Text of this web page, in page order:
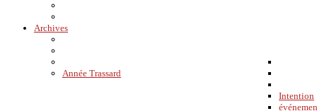
Archives
Année Trassard
Intention